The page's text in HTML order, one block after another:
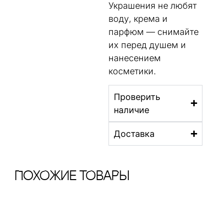
Украшения не любят
воду, крема и
парфюм — снимайте
их перед душем и
нанесением
косметики.
Проверить
наличие
Доставка
ПохОжИе тОваРы